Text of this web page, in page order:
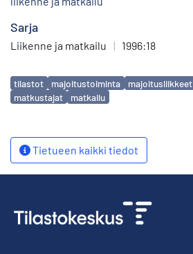
Sarja
Liikenne ja matkailu | 1996:18
Avainsanat
tilastot majoitustoiminta majoitusliikkeet
matkustajat
matkailu
Tietueen kaikki tiedot